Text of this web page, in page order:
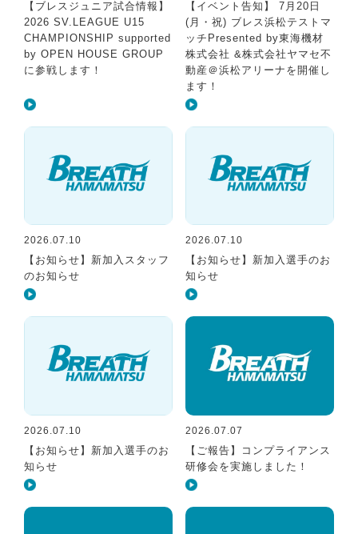
【ブレスジュニア試合情報】
2026 SV.LEAGUE U15
CHAMPIONSHIP supported
by OPEN HOUSE GROUP
に参戦します！
【イベント告知】 7月20日
(月・祝) ブレス浜松テストマ
ッチPresented by東海機材
株式会社 &株式会社ヤマセ不
動産＠浜松アリーナを開催し
ます！
2026.07.10
【お知らせ】新加入スタッフ
のお知らせ
2026.07.10
【お知らせ】新加入選手のお
知らせ
2026.07.10
【お知らせ】新加入選手のお
知らせ
2026.07.07
【ご報告】コンプライアンス
研修会を実施しました！